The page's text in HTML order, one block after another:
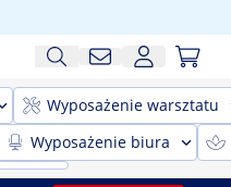
Wyposażenie warsztatu
Wyposażenie biura